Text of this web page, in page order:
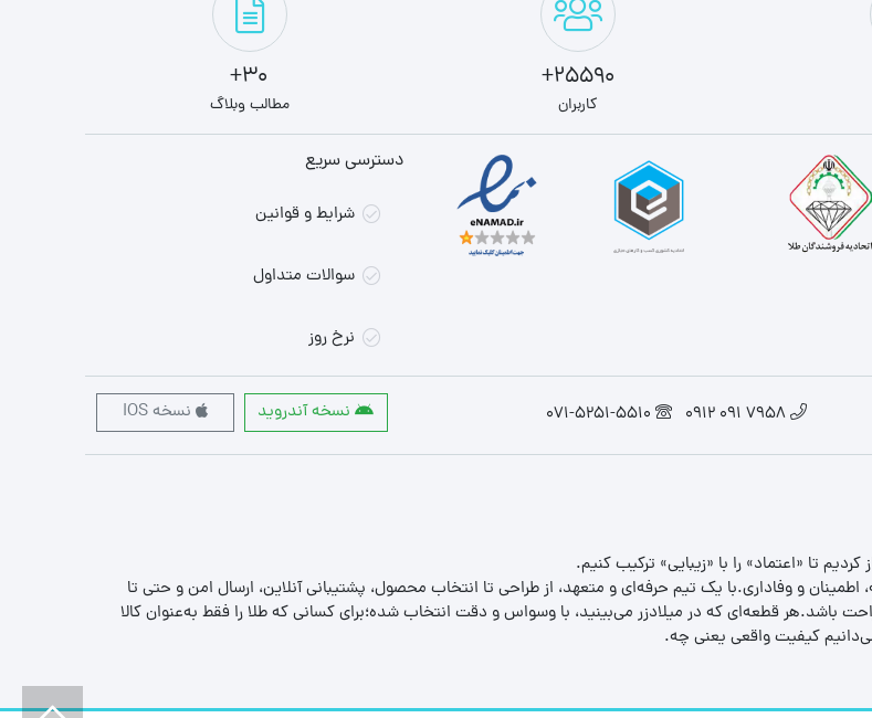
25590+
کاربران
30+
مطالب وبلاگ
دسترسی سریع
شرایط و قوانین
سوالات متداول
نرخ روز
7958 091 0912
071-5251-5510 نسخه آندروید نسخه IOS
و وفاداری.با یک تیم حرفه‌ای و متعهد، از طراحی تا انتخاب محصول، پشتیبانی آنلاین، ارسال امن و حتی تا
قطعه‌ای که در میلادزر می‌بینید، با وسواس و دقت انتخاب شده؛برای کسانی که طلا را فقط به‌عنوان کالا
کیفیت واقعی یعنی چه.